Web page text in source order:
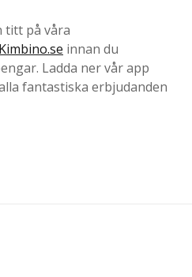
titt på våra
Kimbino.se innan du
Ladda ner vår app
fantastiska erbjudanden